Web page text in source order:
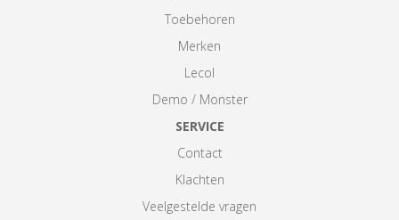
Toebehoren
Merken
Lecol
Demo / Monster
SERVICE
Contact
Klachten
Veelgestelde vragen